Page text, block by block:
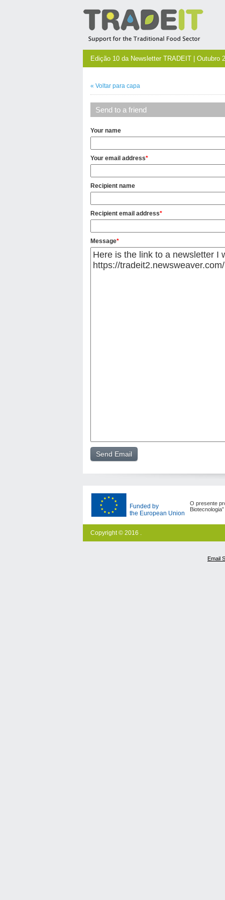
Edição 10 da Newsletter TRADEIT | Outubro
« Voltar para capa
Send to a friend
Your name
Your email address*
Recipient name
Recipient email address*
Message*
Funded by
the European Union
O presente
Copyright © 2016 .
Email